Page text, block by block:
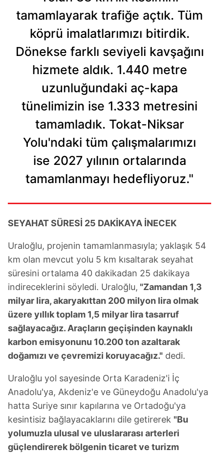
toplumu hizmetlerinin sunulması amacıyla
kullanılmaktadır. Diğer çerezler, sitemizin daha işlevsel
kılınması ve kişiselleştirilmesi ve sizlere yönelik
reklam/pazarlama faaliyetlerinin yapılması, amaçlarıyla
sınırlı olarak açık rızanız dahilinde kullanılacaktır.
Çerezlere ilişkin tercihlerinizi aşağıda yer alan panel
vasıtasıyla belirleyebilirsiniz. Çerezlere ilişkin detaylı bilgi
için Ayarlar butonuna tıklayabilir,
Çerez Bilgilendirme
Metnimiziziyaret edebilirsiniz.
hazırlanmış Aydınlatma Metnimizi okumak ve sitemizde
ilgili mevzuata uygun olarak kullanılan çerezlerle ilgili bilgi
tıklayınız
tamamlayarak trafiğe açtık. Tüm
köprü imalatlarımızı bitirdik.
Dönekse farklı seviyeli kavşağını
hizmete aldık. 1.440 metre
uzunluğundaki aç-kapa
tünelimizin ise 1.333 metresini
tamamladık. Tokat-Niksar
Yolu'ndaki tüm çalışmalarımızı
ise 2027 yılının ortalarında
tamamlanmayı hedefliyoruz."
SEYAHAT SÜRESİ 25 DAKİKAYA İNECEK
Uraloğlu, projenin tamamlanmasıyla; yaklaşık 54
km olan mevcut yolu 5 km kısaltarak seyahat
süresini ortalama 40 dakikadan 25 dakikaya
indireceklerini söyledi. Uraloğlu, "Zamandan 1,3
milyar lira, akaryakıttan 200 milyon lira olmak
üzere yıllık toplam 1,5 milyar lira tasarruf
sağlayacağız. Araçların geçişinden kaynaklı
karbon emisyonunu 10.200 ton azaltarak
doğamızı ve çevremizi koruyacağız." dedi.
Uraloğlu yol sayesinde Orta Karadeniz'i İç
Anadolu'ya, Akdeniz'e ve Güneydoğu Anadolu'ya
hatta Suriye sınır kapılarına ve Ortadoğu'ya
kesintisiz bağlayacaklarını dile getirerek "Bu
yolumuzla ulusal ve uluslararası arterleri
güçlendirerek bölgenin ticaret ve turizm